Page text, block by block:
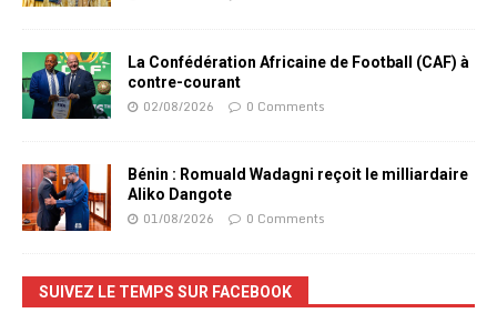
La Confédération Africaine de Football (CAF) à
contre-courant
02/08/2026 0 Comments
Bénin : Romuald Wadagni reçoit le milliardaire
Aliko Dangote
01/08/2026 0 Comments
SUIVEZ LE TEMPS SUR FACEBOOK